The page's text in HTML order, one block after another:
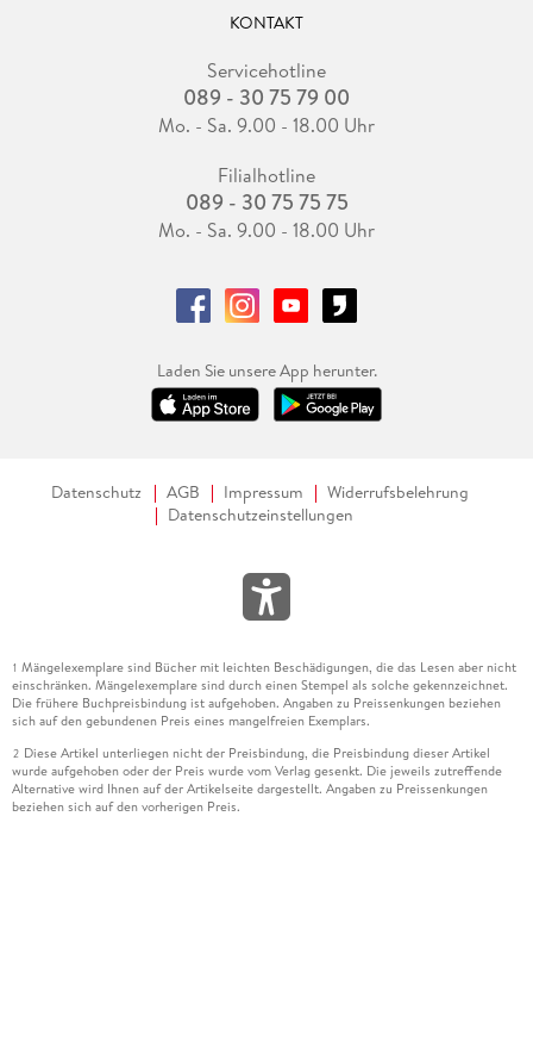
KONTAKT
Servicehotline
089 - 30 75 79 00
Mo. - Sa. 9.00 - 18.00 Uhr
Filialhotline
089 - 30 75 75 75
Mo. - Sa. 9.00 - 18.00 Uhr
Laden Sie unsere App herunter.
Datenschutz AGB Impressum
Widerrufsbelehrung
Datenschutzeinstellungen
1 Mängelexemplare sind Bücher mit leichten Beschädigungen, die das Lesen aber nicht
einschränken. Mängelexemplare sind durch einen Stempel als solche gekennzeichnet.
Die frühere Buchpreisbindung ist aufgehoben. Angaben zu Preissenkungen beziehen
sich auf den gebundenen Preis eines mangelfreien Exemplars.
2 Diese Artikel unterliegen nicht der Preisbindung, die Preisbindung dieser Artikel
wurde aufgehoben oder der Preis wurde vom Verlag gesenkt. Die jeweils zutreffende
Alternative wird Ihnen auf der Artikelseite dargestellt. Angaben zu Preissenkungen
beziehen sich auf den vorherigen Preis.